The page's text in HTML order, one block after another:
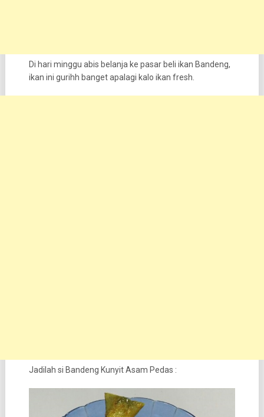
Di hari minggu abis belanja ke pasar beli ikan Bandeng,
ikan ini gurihh banget apalagi kalo ikan fresh.
Jadilah si Bandeng Kunyit Asam Pedas :